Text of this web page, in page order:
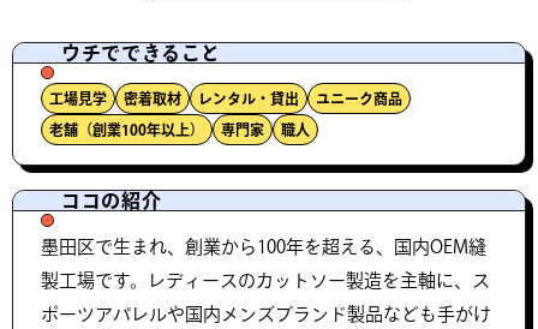
ウチでできること
工場見学 密着取材 レンタル・貸出 ユニーク商品
老舗（創業100年以上） 専門家 職人
ココの紹介
墨田区で生まれ、創業から100年を超える、国内OEM縫
製工場です。レディースのカットソー製造を主軸に、ス
ポーツアパレルや国内メンズブランド製品なども手がけ